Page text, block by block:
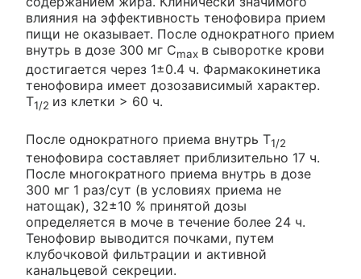
влияния на эффективность тенофовира прием
пищи не оказывает. После однократного прием
внутрь в дозе 300 мг Cmax в сыворотке крови
достигается через 1±0.4 ч. Фармакокинетика
тенофовира имеет дозозависимый характер.
T1/2 из клетки > 60 ч.
После однократного приема внутрь T1/2
тенофовира составляет приблизительно 17 ч.
После многократного приема внутрь в дозе
300 мг 1 раз/сут (в условиях приема не
натощак), 32±10 % принятой дозы
определяется в моче в течение более 24 ч.
Тенофовир выводится почками, путем
клубочковой фильтрации и активной
канальцевой секреции.